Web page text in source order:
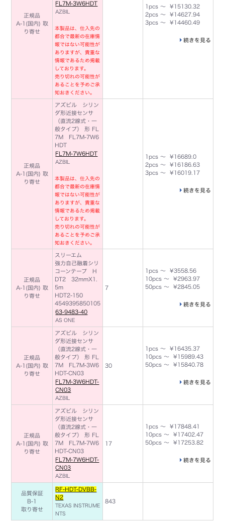
正規品
A-1(国内) 取
り寄せ
FL7M-3W6HDT
AZBIL
本製品は、仕入先の
都合で最新の在庫情
報ではない可能性が
ありますが、貴重な
情報であるため掲載
しております。
売り切れの可能性が
あることを予めご承
知おきください。
1pcs ～ ¥15130.32
2pcs ～ ¥14627.94
3pcs ～ ¥14460.49
続きを見る
正規品
A-1(国内) 取
り寄せ
アズビル シリン
ダ形近接センサ
（直流2線式・一
般タイプ） 形 FL
7M FL7M-7W6
HDT
FL7M-7W6HDT
AZBIL
本製品は、仕入先の
都合で最新の在庫情
報ではない可能性が
ありますが、貴重な
情報であるため掲載
しております。
売り切れの可能性が
あることを予めご承
知おきください。
1pcs ～ ¥16689.0
2pcs ～ ¥16186.63
3pcs ～ ¥16019.17
続きを見る
正規品
A-1(国内) 取
り寄せ
スリーエム
強力自己融着シリ
コーンテープ H
DT2 32mmX1.
5m
HDT2-150
4549395850105
63-9483-40
AS ONE
7
1pcs ～ ¥3558.56
10pcs ～ ¥2963.97
50pcs ～ ¥2845.05
続きを見る
正規品
A-1(国内) 取
り寄せ
アズビル シリン
ダ形近接センサ
（直流2線式・一
般タイプ） 形 FL
7M FL7M-3W6
HDT-CN03
FL7M-3W6HDT-
CN03
AZBIL
30
1pcs ～ ¥16435.37
10pcs ～ ¥15989.43
50pcs ～ ¥15840.78
続きを見る
正規品
A-1(国内) 取
り寄せ
アズビル シリン
ダ形近接センサ
（直流2線式・一
般タイプ） 形 FL
7M FL7M-7W6
HDT-CN03
FL7M-7W6HDT-
CN03
AZBIL
17
1pcs ～ ¥17848.41
10pcs ～ ¥17402.47
50pcs ～ ¥17253.82
続きを見る
品質保証
B-1
取り寄せ
RF-HDT-DVBB-
N2
TEXAS INSTRUME
NTS
843